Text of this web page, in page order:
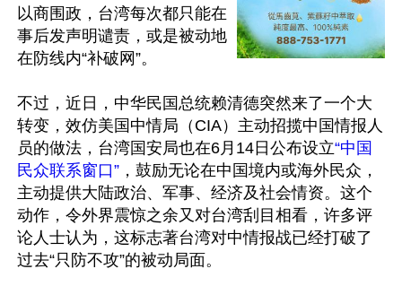
以商围政，台湾每次都只能在
事后发声明谴责，或是被动地
在防线内“补破网”。
不过，近日，中华民国总统赖清德突然来了一个大
转变，效仿美国中情局（CIA）主动招揽中国情报人
员的做法，台湾国安局也在6月14日公布设立“中国
民众联系窗口” ，鼓励无论在中国境内或海外民众，
主动提供大陆政治、军事、经济及社会情资。这个
动作，令外界震惊之余又对台湾刮目相看，许多评
论人士认为，这标志著台湾对中情报战已经打破了
过去“只防不攻”的被动局面。